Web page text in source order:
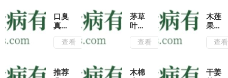
口臭
真尴
尬，
常喝
病根
查看
茅草
叶是
治疗
风湿
药,
查看
木莲
果的
功效
与作
两种
查看
推荐
木棉
干姜